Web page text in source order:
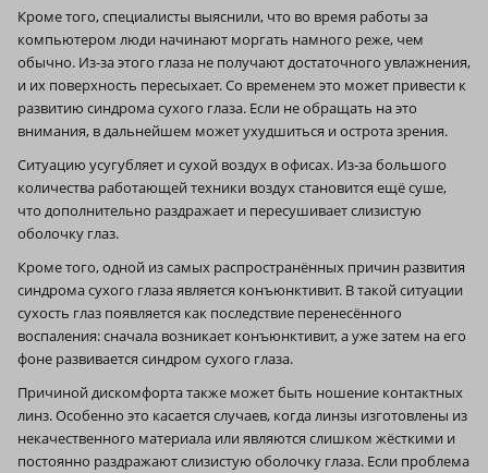
Кроме того, специалисты выяснили, что во время работы за
компьютером люди начинают моргать намного реже, чем
обычно. Из‑за этого глаза не получают достаточного увлажнения,
и их поверхность пересыхает. Со временем это может привести к
развитию синдрома сухого глаза. Если не обращать на это
внимания, в дальнейшем может ухудшиться и острота зрения.
Ситуацию усугубляет и сухой воздух в офисах. Из‑за большого
количества работающей техники воздух становится ещё суше,
что дополнительно раздражает и пересушивает слизистую
оболочку глаз.
Кроме того, одной из самых распространённых причин развития
синдрома сухого глаза является конъюнктивит. В такой ситуации
сухость глаз появляется как последствие перенесённого
воспаления: сначала возникает конъюнктивит, а уже затем на его
фоне развивается синдром сухого глаза.
Причиной дискомфорта также может быть ношение контактных
линз. Особенно это касается случаев, когда линзы изготовлены из
некачественного материала или являются слишком жёсткими и
постоянно раздражают слизистую оболочку глаза. Если проблема